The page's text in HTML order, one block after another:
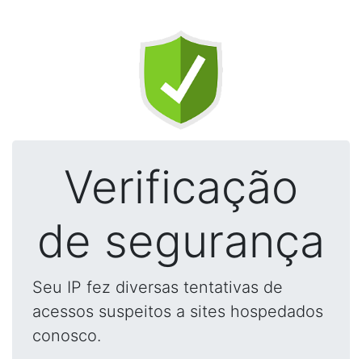
Verificação
de segurança
Seu IP fez diversas tentativas de
acessos suspeitos a sites hospedados
conosco.